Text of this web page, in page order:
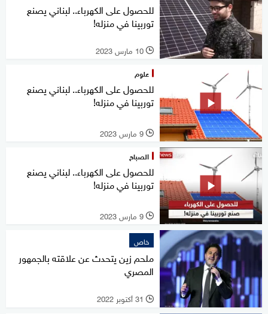
للحصول على الكهرباء.. لبناني يصنع
توربينا في منزله!
l 10 مارس 2023
علوم
للحصول على الكهرباء.. لبناني يصنع
توربينا في منزله!
l 9 مارس 2023
الصباح
للحصول على الكهرباء.. لبناني يصنع
توربينا في منزله!
l 9 مارس 2023
خاص
ملحم زين يتحدث عن علاقته بالجمهور
المصري
l 31 أكتوبر 2022